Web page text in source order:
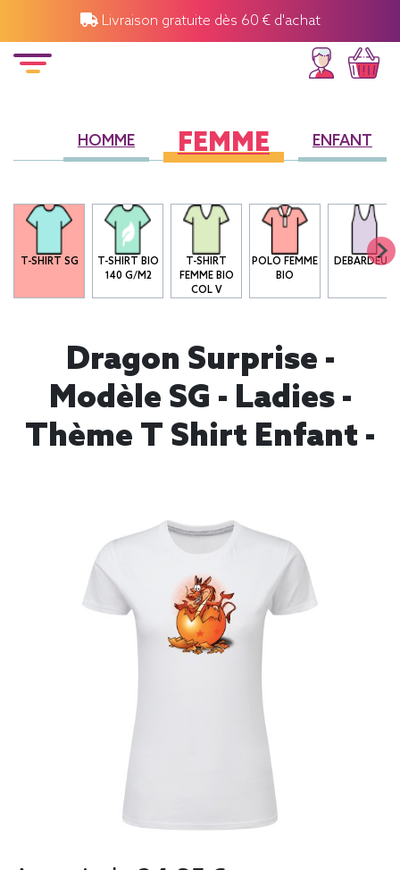
Livraison gratuite dès 60 € d'achat
HOMME FEMME ENFANT
T-SHIRT SG
T-SHIRT BIO
140 G/M2
T-SHIRT
FEMME BIO
COL V
POLO FEMME
BIO
DEBARDEUR
Dragon Surprise -
Modèle SG - Ladies -
Thème T Shirt Enfant -